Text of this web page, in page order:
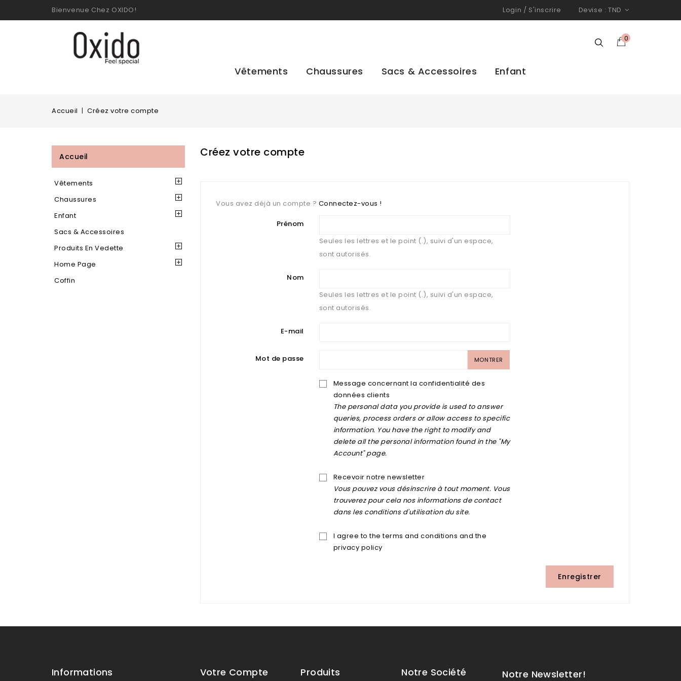
Bienvenue Chez OXIDO! Login / S'inscrire Devise : TND
0
Vêtements Chaussures Sacs & Accessoires Enfant
Accueil Créez votre compte
Accueil
Vêtements
Chaussures
Enfant
Sacs & Accessoires
Produits En Vedette
Home Page
Coffin
Créez votre compte
Vous avez déjà un compte ? Connectez-vous !
Prénom
Seules les lettres et le point (.), suivi d'un espace,
sont autorisés.
Nom
Seules les lettres et le point (.), suivi d'un espace,
sont autorisés.
E-mail
Mot de passe MONTRER
Message concernant la confidentialité des
données clients
The personal data you provide is used to answer
queries, process orders or allow access to specific
information. You have the right to modify and
delete all the personal information found in the "My
Account" page.
Recevoir notre newsletter
Vous pouvez vous désinscrire à tout moment. Vous
trouverez pour cela nos informations de contact
dans les conditions d'utilisation du site.
I agree to the terms and conditions and the
privacy policy
Enregistrer
Informations Votre Compte Produits Notre Société Notre Newsletter!